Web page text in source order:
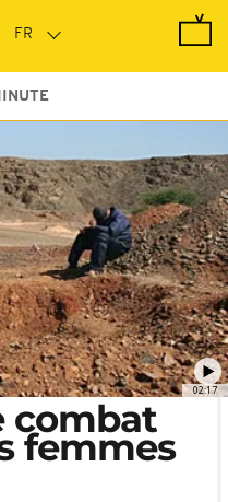
02:17
combat
femmes